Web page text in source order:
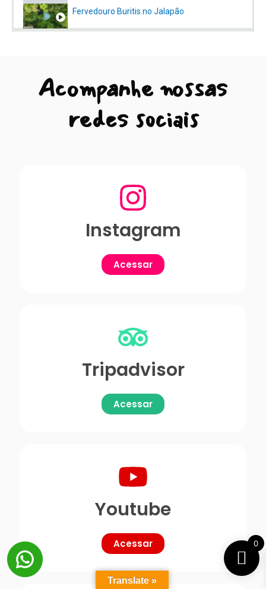
Fervedouro Buritis no Jalapão
Está pensando em ir ao Jalapão? Vem com a Radical Turismo!
Acompanhe nossas
redes sociais
Instagram
Acessar
Tripadvisor
Acessar
Youtube
Acessar
Translate »
0